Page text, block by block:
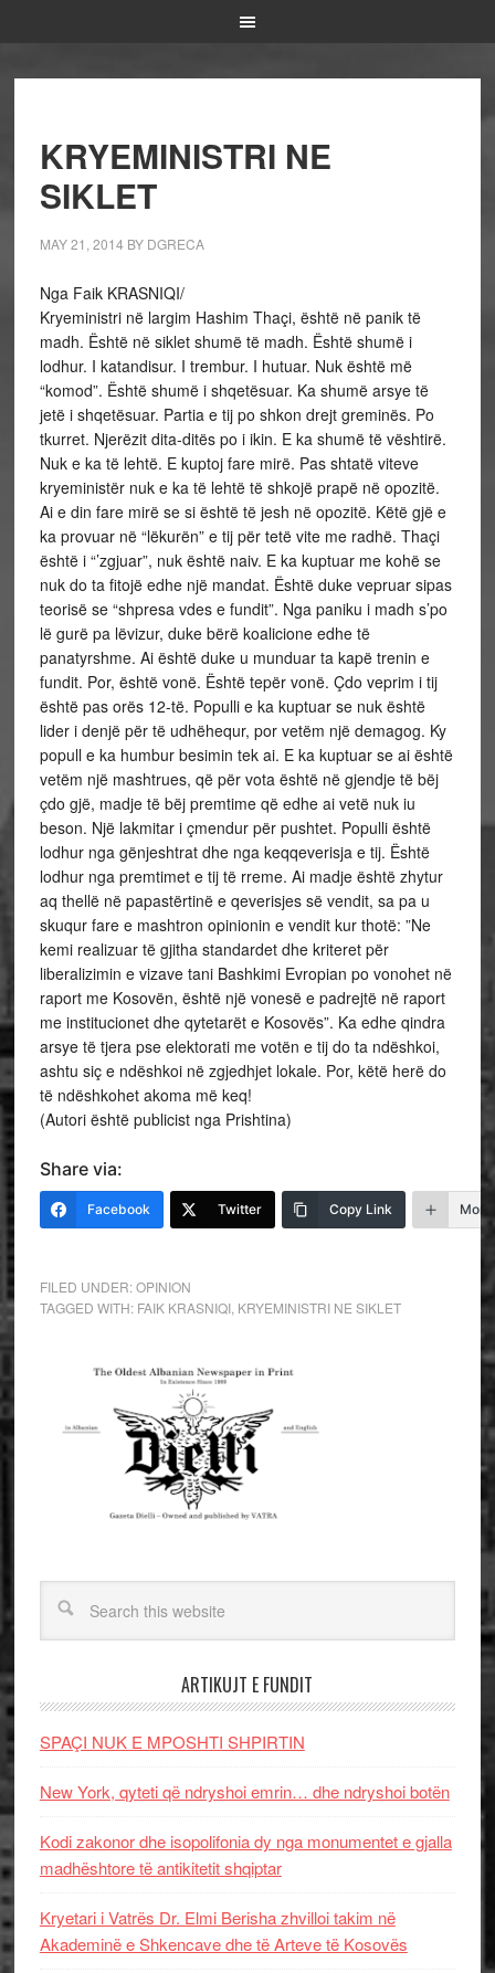
KRYEMINISTRI NE
SIKLET
MAY 21, 2014 BY DGRECA
Nga Faik KRASNIQI/
Kryeministri në largim Hashim Thaçi, është në panik të
madh. Është në siklet shumë të madh. Është shumë i
lodhur. I katandisur. I trembur. I hutuar. Nuk është më
“komod”. Është shumë i shqetësuar. Ka shumë arsye të
jetë i shqetësuar. Partia e tij po shkon drejt greminës. Po
tkurret. Njerëzit dita-ditës po i ikin. E ka shumë të vështirë.
Nuk e ka të lehtë. E kuptoj fare mirë. Pas shtatë viteve
kryeministër nuk e ka të lehtë të shkojë prapë në opozitë.
Ai e din fare mirë se si është të jesh në opozitë. Këtë gjë e
ka provuar në “lëkurën” e tij për tetë vite me radhë. Thaçi
është i “’zgjuar”, nuk është naiv. E ka kuptuar me kohë se
nuk do ta fitojë edhe një mandat. Është duke vepruar sipas
teorisë se “shpresa vdes e fundit”. Nga paniku i madh s’po
lë gurë pa lëvizur, duke bërë koalicione edhe të
panatyrshme. Ai është duke u munduar ta kapë trenin e
fundit. Por, është vonë. Është tepër vonë. Çdo veprim i tij
është pas orës 12-të. Populli e ka kuptuar se nuk është
lider i denjë për të udhëhequr, por vetëm një demagog. Ky
popull e ka humbur besimin tek ai. E ka kuptuar se ai është
vetëm një mashtrues, që për vota është në gjendje të bëj
çdo gjë, madje të bëj premtime që edhe ai vetë nuk iu
beson. Një lakmitar i çmendur për pushtet. Populli është
lodhur nga gënjeshtrat dhe nga keqqeverisja e tij. Është
lodhur nga premtimet e tij të rreme. Ai madje është zhytur
aq thellë në papastërtinë e qeverisjes së vendit, sa pa u
skuqur fare e mashtron opinionin e vendit kur thotë: ”Ne
kemi realizuar të gjitha standardet dhe kriteret për
liberalizimin e vizave tani Bashkimi Evropian po vonohet në
raport me Kosovën, është një vonesë e padrejtë në raport
me institucionet dhe qytetarët e Kosovës”. Ka edhe qindra
arsye të tjera pse elektorati me votën e tij do ta ndëshkoi,
ashtu siç e ndëshkoi në zgjedhjet lokale. Por, këtë herë do
të ndëshkohet akoma më keq!
(Autori është publicist nga Prishtina)
Share via:
Facebook Twitter Copy Link More
FILED UNDER:OPINION
TAGGED WITH: FAIK KRASNIQI, KRYEMINISTRI NE SIKLET
ARTIKUJT E FUNDIT
SPAÇI NUK E MPOSHTI SHPIRTIN
New York, qyteti që ndryshoi emrin… dhe ndryshoi botën
Kodi zakonor dhe isopolifonia dy nga monumentet e gjalla
madhështore të antikitetit shqiptar
Kryetari i Vatrës Dr. Elmi Berisha zhvilloi takim në
Akademinë e Shkencave dhe të Arteve të Kosovës